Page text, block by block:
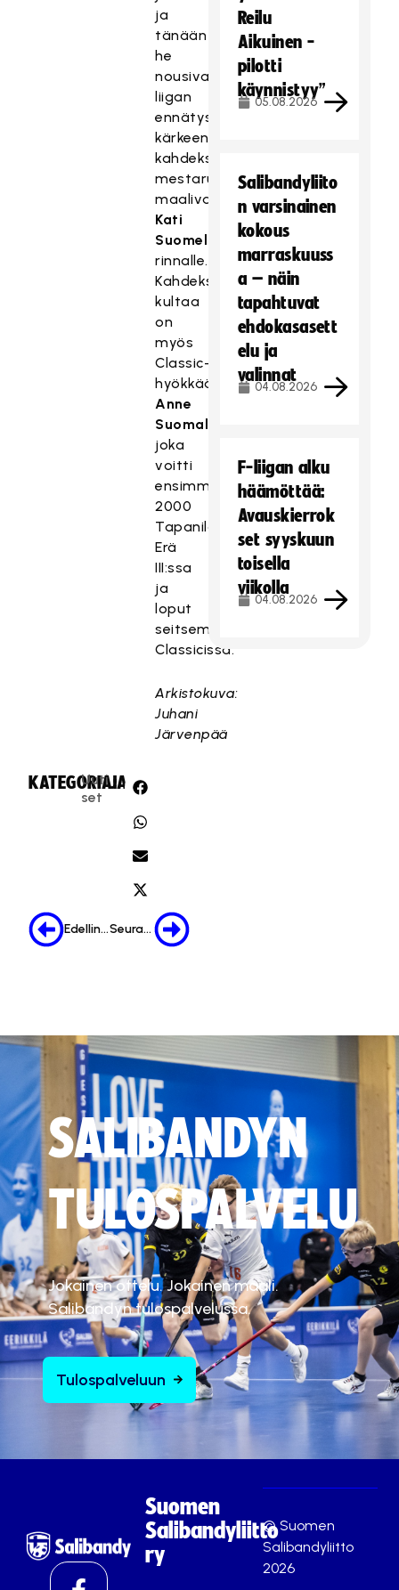
ja
tänään
he
nousivat
liigan
ennätystilaston
kärkeen
kahdeksan
mestaruuden
maalivahtilegenda
Kati
Suomelan
rinnalle.
Kahdeksan
kultaa
on
myös
Classic-
hyökkääjä
Anne
Suomalaisella
joka
voitti
ensimmäisensä
2000
Tapanilan
Erä
III:ssa
ja
loput
seitsemän
Classicissa.
Arkistokuva:
Juhani
Järvenpää
KATEGORIA:
Uuti
set
JAA:
Edellinen Seuraava
Reilu
Aikuinen -
pilotti
käynnistyy”
05.08.2026
Salibandyliito
n varsinainen
kokous
marraskuuss
a – näin
tapahtuvat
ehdokasasett
elu ja
valinnat
04.08.2026
F-liigan alku
häämöttää:
Avauskierrok
set syyskuun
toisella
viikolla
04.08.2026
SALIBANDYN
TULOSPALVELU
Jokainen ottelu. Jokainen maali.
Salibandyn tulospalvelussa.
Tulospalveluun
Suomen
Salibandyliitto
ry
© Suomen
Salibandyliitto
2026